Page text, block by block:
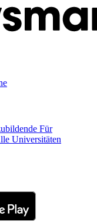
Für
Universitäten